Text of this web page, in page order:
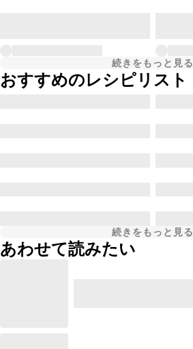
続きをもっと見る
おすすめのレシピリスト
続きをもっと見る
あわせて読みたい